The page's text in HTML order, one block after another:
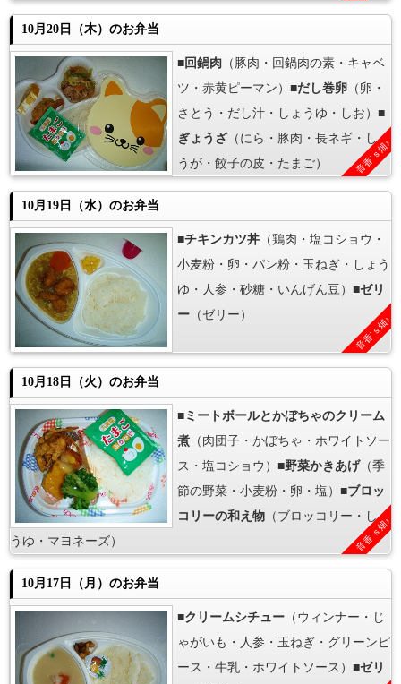
10月20日（木）のお弁当
■ 回鍋肉 （豚肉・回鍋肉の素・キャベ
ツ・赤黄ピーマン）■だし巻卵 （卵・
さとう・だし汁・しょうゆ・しお）■
ぎょうざ（にら・豚肉・長ネギ・しょ
うが・餃子の皮・たまご）
音香’ｓ畑♪
10月19日（水）のお弁当
■チキンカツ丼 （鶏肉・塩コショウ・
小麦粉・卵・パン粉・玉ねぎ・しょう
ゆ・人参・砂糖・いんげん豆）■ゼリ
ー （ゼリー） 音香’ｓ畑♪
10月18日（火）のお弁当
■ ミートボールとかぼちゃのクリーム
煮 （肉団子・かぼちゃ・ホワイトソー
ス・塩コショウ）■野菜かきあげ（季
節の野菜・小麦粉・卵・塩）■ブロッ
コリーの和え物 （ブロッコリー・しょ
うゆ・マヨネーズ）
音香’ｓ畑♪
10月17日（月）のお弁当
■クリームシチュー （ウィンナー・じ
ゃがいも・人参・玉ねぎ・グリーンピ
ース・牛乳・ホワイトソース）■ゼリ